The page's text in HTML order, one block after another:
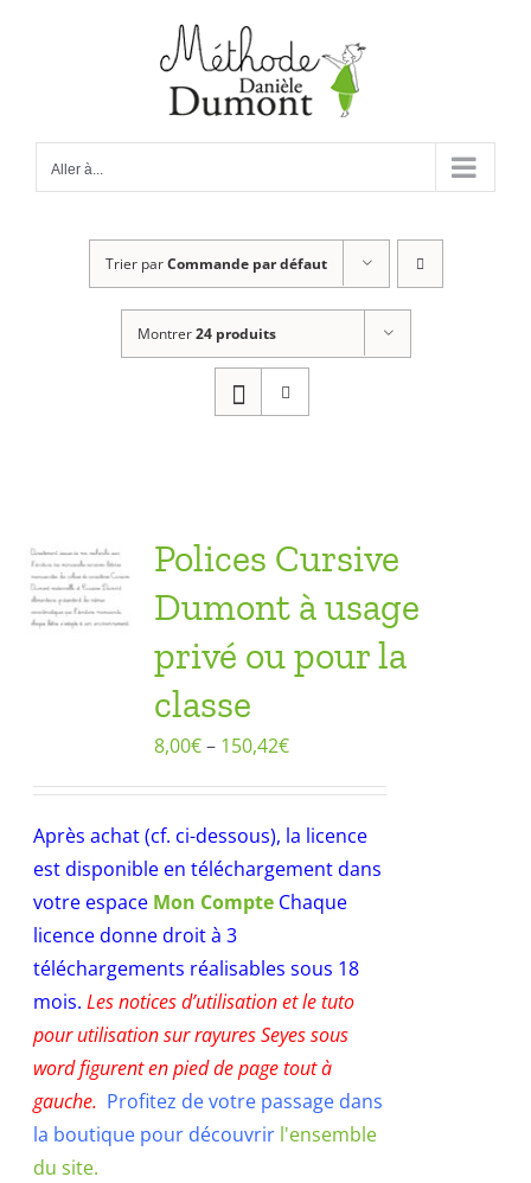
Aller à...
Trier parCommande par défaut
Montrer24 produits
Polices Cursive
Dumont à usage
privé ou pour la
classe
8,00€– 150,42€
Après achat (cf. ci-dessous), la licence
est disponible en téléchargement dans
votre espace Mon Compte Chaque
licence donne droit à 3
téléchargements réalisables sous 18
mois. Les notices d’utilisation et le tuto
pour utilisation sur rayures Seyes sous
word figurent en pied de page tout à
gauche. Profitez de votre passage dans
la boutique pour découvrir l'ensemble
du site.